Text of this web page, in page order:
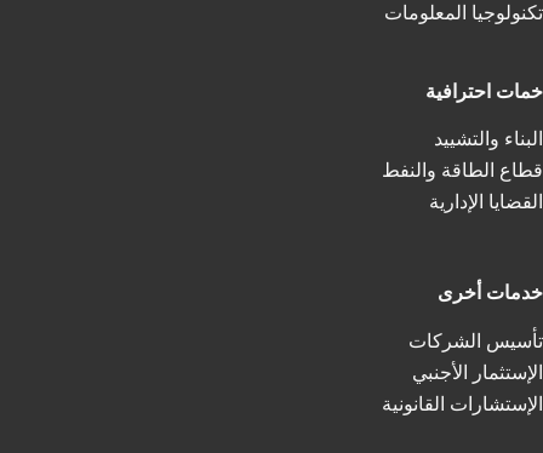
تكنولوجيا المعلومات
خمات احترافية
البناء والتشييد
قطاع الطاقة والنفط
القضايا الإدارية
خدمات أخرى
تأسيس الشركات
الإستثمار الأجنبي
الإستشارات القانونية